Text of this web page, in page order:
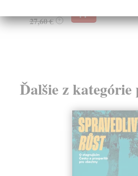
27,60 € ?
Ďalšie z